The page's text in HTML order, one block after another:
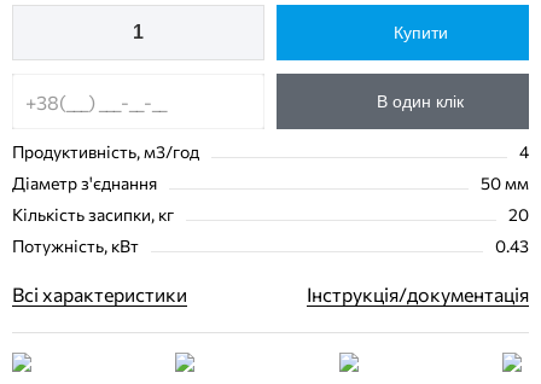
Купити
В один клік
Продуктивність, м3/год
4
Діаметр з'єднання
50 мм
Кількість засипки, кг
20
Потужність, кВт
0.43
Всі характеристики Інструкція/документація